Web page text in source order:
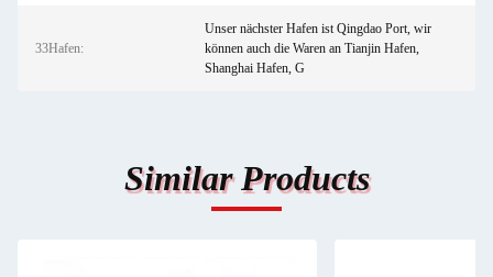
33Hafen:
Unser nächster Hafen ist Qingdao Port, wir
können auch die Waren an Tianjin Hafen,
Shanghai Hafen, G
Similar Products